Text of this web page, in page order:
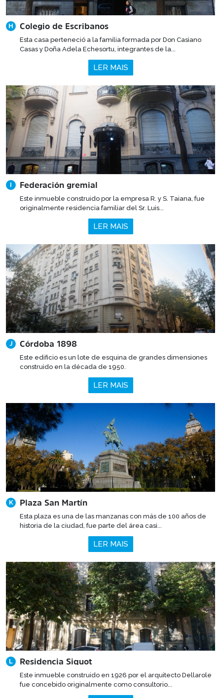
H Colegio de Escribanos
Esta casa perteneció a la familia formada por Don Casiano
Casas y Doña Adela Echesortu, integrantes de la...
LER MAIS
I Federación gremial
Este inmueble construido por la empresa R. y S. Taiana, fue
originalmente residencia familiar del Sr. Luis...
LER MAIS
J Córdoba 1898
Este edificio es un lote de esquina de grandes dimensiones
construido en la década de 1950.
LER MAIS
K Plaza San Martín
Esta plaza es una de las manzanas con más de 100 años de
historia de la ciudad, fue parte del área casi...
LER MAIS
L Residencia Siquot
Este inmueble construido en 1926 por el arquitecto Dellarole
fue concebido originalmente como consultorio...